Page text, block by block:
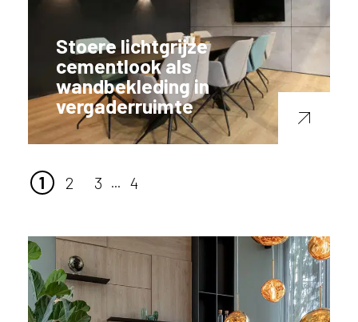
Stoere lichtgrijze
cementlook als
wandbekleding in
vergaderruimte
1 2 3 4